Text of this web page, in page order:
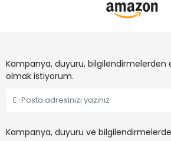
Kampanya, duyuru,
olmak istiyorum.
Kampanya, duyuru ve